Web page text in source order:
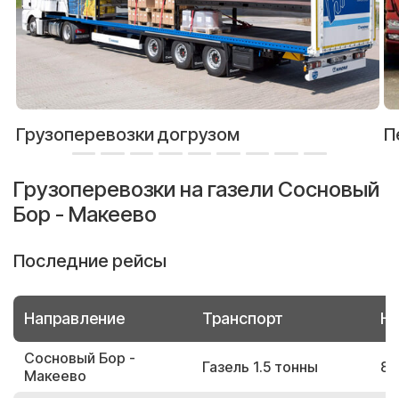
Грузоперевозки догрузом
Грузоперевозки на газели Сосновый
Бор - Макеево
Последние рейсы
Направление Транспорт
Сосновый Бор -
Макеево
Газель 1.5 тонны